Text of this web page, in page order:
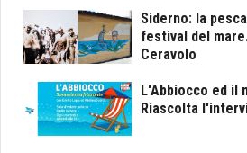
Siderno: la
festival del
Ceravolo
L'Abbiocco ed il
Riascolta